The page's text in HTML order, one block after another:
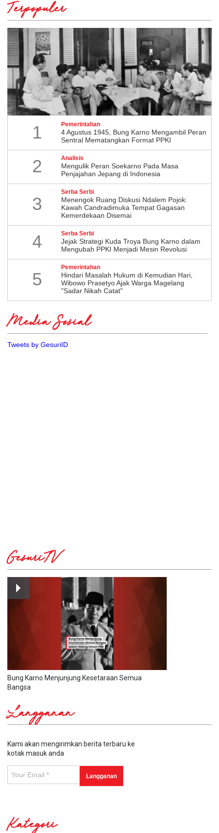
Terpopuler
1 Pemerintahan
4 Agustus 1945, Bung Karno Mengambil Peran
Sentral Mematangkan Format PPKI
2 Analisis
Mengulik Peran Soekarno Pada Masa
Penjajahan Jepang di Indonesia
3
Serba Serbi
Menengok Ruang Diskusi Ndalem Pojok:
Kawah Candradimuka Tempat Gagasan
Kemerdekaan Disemai
4 Serba Serbi
Jejak Strategi Kuda Troya Bung Karno dalam
Mengubah PPKI Menjadi Mesin Revolusi
5
Pemerintahan
Hindari Masalah Hukum di Kemudian Hari,
Wibowo Prasetyo Ajak Warga Magelang
"Sadar Nikah Catat"
Media Sosial
Tweets by GesuriID
GesuriTV
Bung Karno Menjunjung Kesetaraan Semua
Bangsa
Langganan
Kami akan mengirimkan berita terbaru ke
kotak masuk anda
Kategori